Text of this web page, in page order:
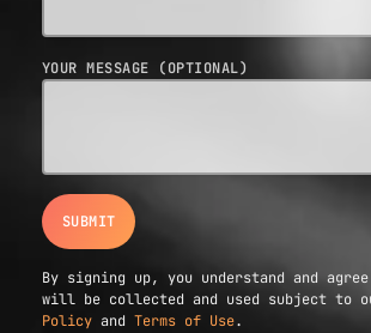
YOUR MESSAGE (OPTIONAL)
By signing up, you understand and
will be collected and used subject to
Policy and Terms of Use.